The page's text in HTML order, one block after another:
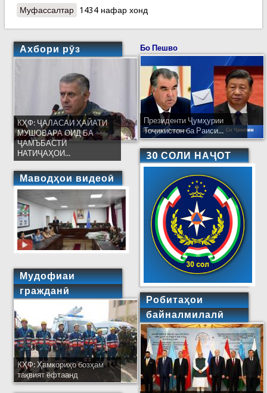
Муфассалтаро КОВИД-19: Амрико гуфт воксани дар
1434 нафар хонд
Ахбори рӯз
КҲФ: ҶАЛАСАИ ҲАЙАТИ
МУШОВАРА ОИД БА
ҶАМЪБАСТИ
НАТИҶАҲОИ...
Маводҳои видеоӣ
Мудофиаи
гражданӣ
КҲФ: Ҳамкориҳо бозҳам
тақвият ёфтаанд
Бо Пешво
Президенти Ҷумҳурии
Тоҷикистон ба Раиси...
30 СОЛИ НАҶОТ
Робитаҳои
байналмилалӣ